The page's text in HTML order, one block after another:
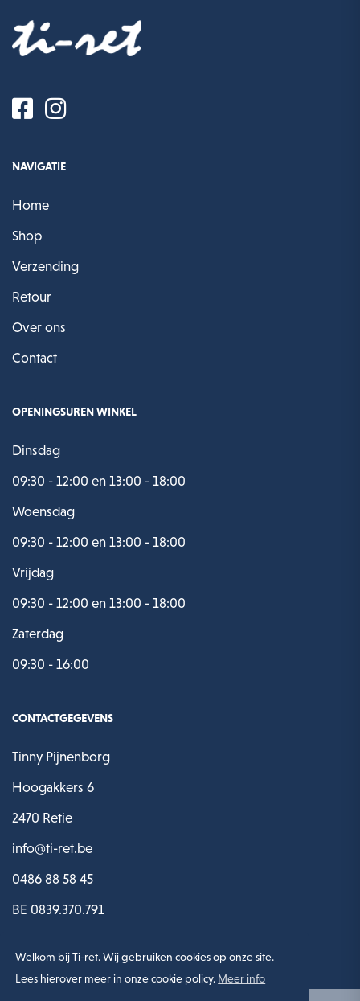
Welkom bij Ti-ret. Wij gebruiken cookies op onze site.
Lees hierover meer in onze cookie policy. Meer info
NAVIGATIE
Home
Shop
Verzending
Retour
Over ons
Contact
OPENINGSUREN WINKEL
Dinsdag
09:30 - 12:00 en 13:00 - 18:00
Woensdag
09:30 - 12:00 en 13:00 - 18:00
Vrijdag
09:30 - 12:00 en 13:00 - 18:00
Zaterdag
09:30 - 16:00
CONTACTGEGEVENS
Tinny Pijnenborg
Hoogakkers 6
2470 Retie
info@ti-ret.be
0486 88 58 45
BE 0839.370.791